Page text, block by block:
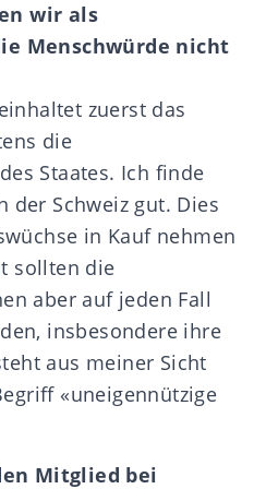
wir als
Menschwürde nicht
zuerst das
die
Staates. Ich finde
der Schweiz gut. Dies
in Kauf nehmen
sollten die
aber auf jeden Fall
insbesondere ihre
aus meiner Sicht
«uneigennützige
Mitglied bei